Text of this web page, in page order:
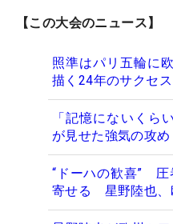
【この大会のニュース】
照準はパリ五輪に
描く24年のサクセ
「記憶にないくら
が見せた強気の攻め
“ドーハの歓喜” 圧
寄せる 星野陸也、